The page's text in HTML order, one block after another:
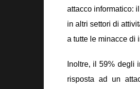
attacco informatico:
in altri settori di
a tutte le minacce di
Inoltre, il 59% degli
risposta ad un